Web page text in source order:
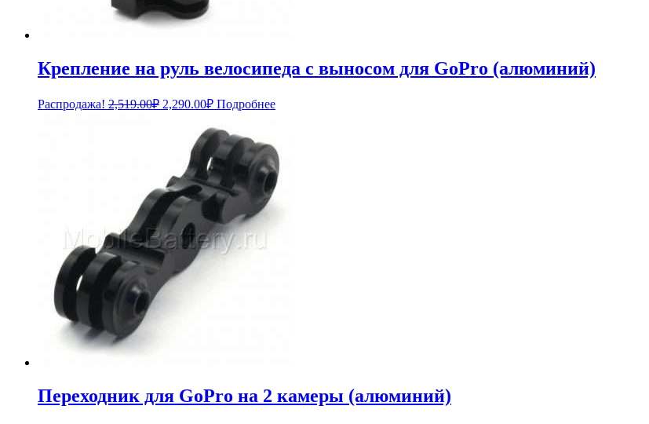
Крепление на руль велосипеда с выносом для GoPro (алюминий)
Распродажа! 2,519.00₽ Первоначальная
составляла
2,519.00₽.
2,290.00₽Текущая
цена:
2,290.00₽.
Подробнее
Переходник для GoPro на 2 камеры (алюминий)